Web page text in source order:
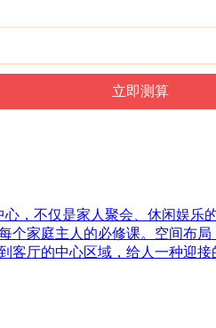
，不仅是家人聚会、休闲娱
家庭主人的必修课。空间布
厅的中心区域，给人一种迎